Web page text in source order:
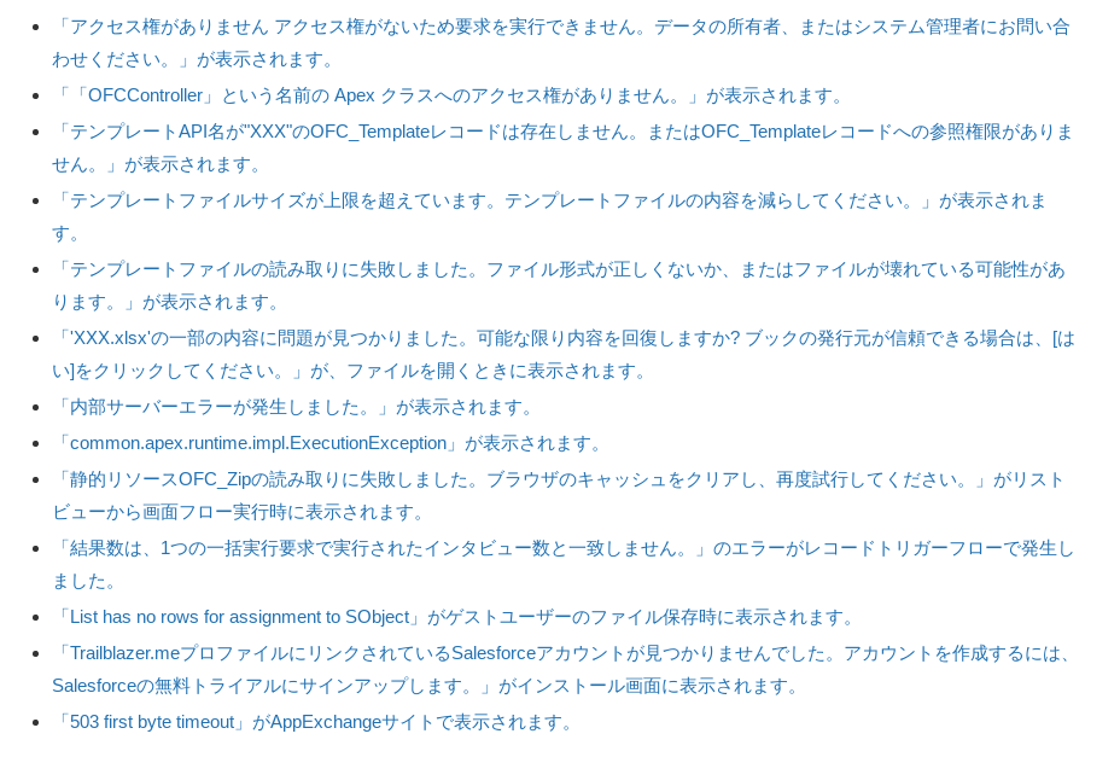
「アクセス権がありません アクセス権がないため要求を実行できません。データの所有者、またはシステム管理者にお問い合
わせください。」が表示されます。
「「OFCController」という名前の Apex クラスへのアクセス権がありません。」が表示されます。
「テンプレートAPI名が"XXX"のOFC_Templateレコードは存在しません。またはOFC_Templateレコードへの参照権限がありま
せん。」が表示されます。
「テンプレートファイルサイズが上限を超えています。テンプレートファイルの内容を減らしてください。」が表示されま
す。
「テンプレートファイルの読み取りに失敗しました。ファイル形式が正しくないか、またはファイルが壊れている可能性があ
ります。」が表示されます。
「'XXX.xlsx'の一部の内容に問題が見つかりました。可能な限り内容を回復しますか? ブックの発行元が信頼できる場合は、[は
い]をクリックしてください。」が、ファイルを開くときに表示されます。
「内部サーバーエラーが発生しました。」が表示されます。
「common.apex.runtime.impl.ExecutionException」が表示されます。
「静的リソースOFC_Zipの読み取りに失敗しました。ブラウザのキャッシュをクリアし、再度試行してください。」がリスト
ビューから画面フロー実行時に表示されます。
「結果数は、1つの一括実行要求で実行されたインタビュー数と一致しません。」のエラーがレコードトリガーフローで発生し
ました。
「List has no rows for assignment to SObject」がゲストユーザーのファイル保存時に表示されます。
「Trailblazer.meプロファイルにリンクされているSalesforceアカウントが見つかりませんでした。アカウントを作成するには、
Salesforceの無料トライアルにサインアップします。」がインストール画面に表示されます。
「503 first byte timeout」がAppExchangeサイトで表示されます。